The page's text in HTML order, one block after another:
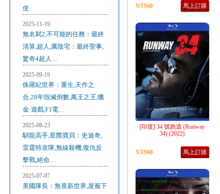
使
2025-11-19
無名弒2,不可能的任務：最終
清算,超人,厲陰宅：最終聖事,
驚奇4超人…
2025-09-19
侏羅紀世界：重生,天作之
合,28年毀滅倒數,萬王之王,獵
金·遊戲,F1電…
2025-08-23
馴龍高手,星際寶貝：史迪奇,
雷霆特攻隊,無線殺機,復仇反
擊戰,絕命…
2025-07-07
美國隊長：無畏新世界,屋簷下
NT$60 馬上訂購
[印度] 34 號跑道 (Runway
34) (2022)
NT$60 馬上訂購